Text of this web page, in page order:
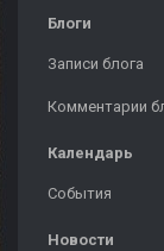
Блоги
Записи блога
Комментарии
Календарь
События
Новости